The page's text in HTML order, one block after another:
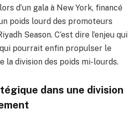
d’un gala à New York, financé
poids lourd des promoteurs
Season. C’est dire l’enjeu qui
pourrait enfin propulser le
la division des poids mi-lourds.
dans une division